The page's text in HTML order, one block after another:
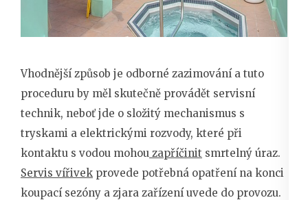
Vhodnější způsob je odborné zazimování a tuto
proceduru by měl skutečně provádět servisní
technik, neboť jde o složitý mechanismus s
tryskami a elektrickými rozvody, které při
kontaktu s vodou mohou zapříčinit smrtelný úraz.
Servis vířivek provede potřebná opatření na konci
koupací sezóny a zjara zařízení uvede do provozu.